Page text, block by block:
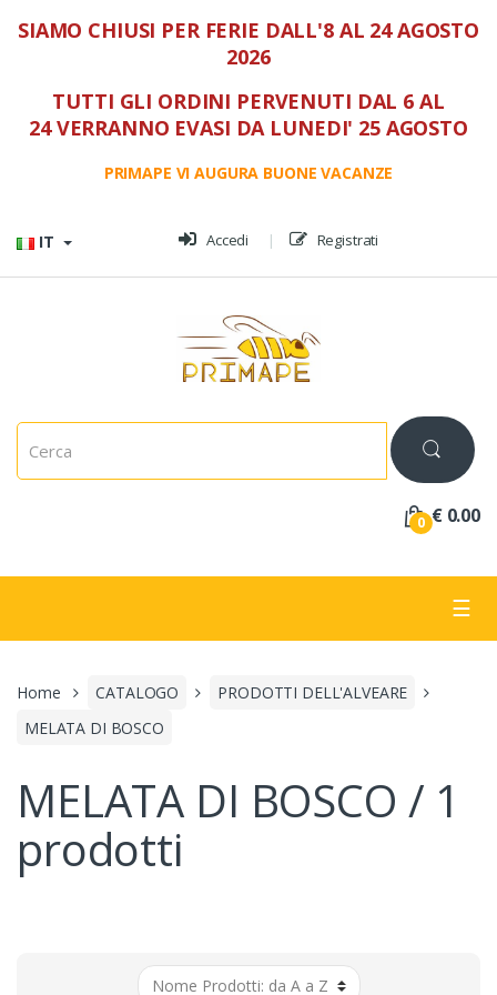
SIAMO CHIUSI PER FERIE DALL'8 AL 24 AGOSTO
2026
TUTTI GLI ORDINI PERVENUTI DAL 6 AL
24 VERRANNO EVASI DA LUNEDI' 25 AGOSTO
PRIMAPE VI AUGURA BUONE VACANZE
IT
Accedi Registrati
C
0 € 0.00
☰
Home CATALOGO
PRODOTTI DELL'ALVEARE
MELATA DI BOSCO
MELATA DI BOSCO / 1
prodotti